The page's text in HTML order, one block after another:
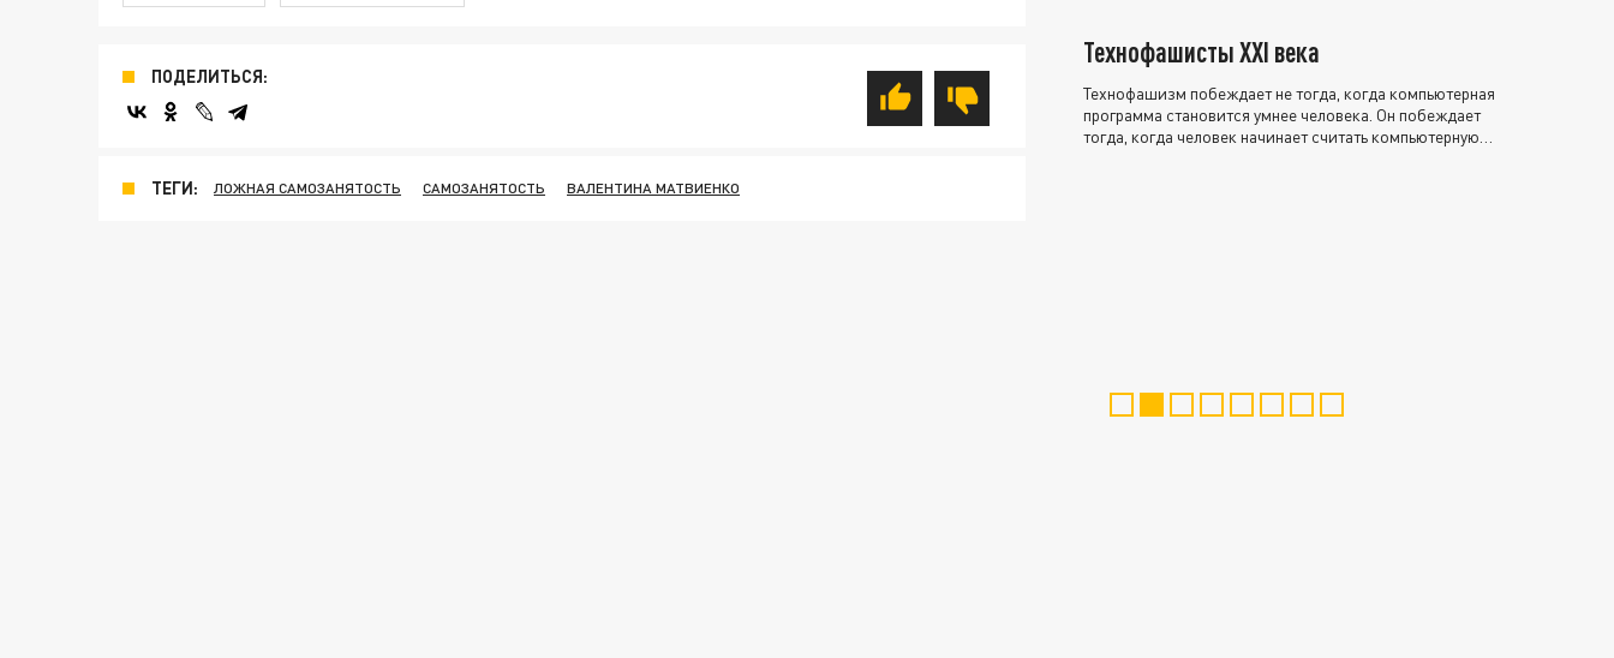
ПОДЕЛИТЬСЯ:
ТЕГИ: ЛОЖНАЯ САМОЗАНЯТОСТЬ САМОЗАНЯТОСТЬ ВАЛЕНТИНА МАТВИЕНКО
Технофашисты XXI века
Технофашизм побеждает не тогда, когда компьютерная
программа становится умнее человека. Он побеждает
тогда, когда человек начинает считать компьютерную